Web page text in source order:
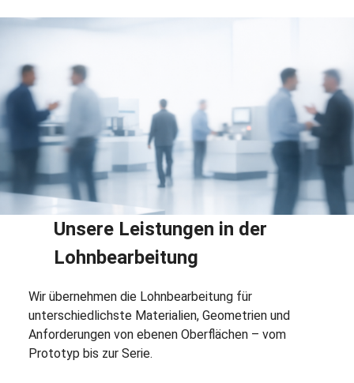
Unsere Leistungen in der
Lohnbearbeitung
Wir übernehmen die Lohnbearbeitung für
unterschiedlichste Materialien, Geometrien und
Anforderungen von ebenen Oberflächen – vom
Prototyp bis zur Serie.